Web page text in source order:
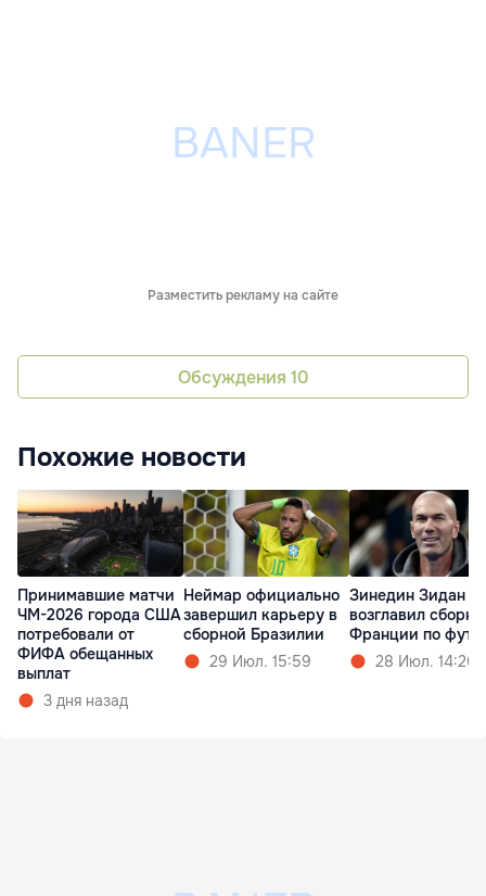
Разместить рекламу на сайте
Обсуждения 10
Похожие новости
Принимавшие матчи
ЧМ-2026 города США
потребовали от
ФИФА обещанных
выплат
3 дня назад
Неймар официально
завершил карьеру в
сборной Бразилии
29 Июл. 15:59
Зинедин Зидан
возглавил
Франции по
28 Июл. 14:20